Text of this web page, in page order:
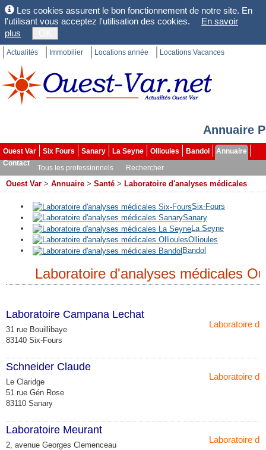
Les cookies assurent le bon fonctionnement de notre site. En
l'utilisant vous acceptez l'utilisation des cookies.
En savoir
plus
Actualités Immobilier Locations année Locations Vacances
Annuaire
Ouest Var Six Fours Sanary La Seyne Ollioules Bandol
Annuaire
Contact
Tous les professionnels Rechercher
Ouest Var > Annuaire > Santé > Laboratoire d'analyses médicales
Six-Fours
Sanary
La Seyne
Ollioules
Bandol
Laboratoire d'analyses médicales
Laboratoire
Laboratoire Campana Lechat
31 rue Bouillibaye
83140 Six-Fours
Laboratoire
Schneider Claude
Le Claridge
51 rue Gén Rose
83110 Sanary
Laboratoire
Laboratoire Meurant
2, avenue Georges Clemenceau